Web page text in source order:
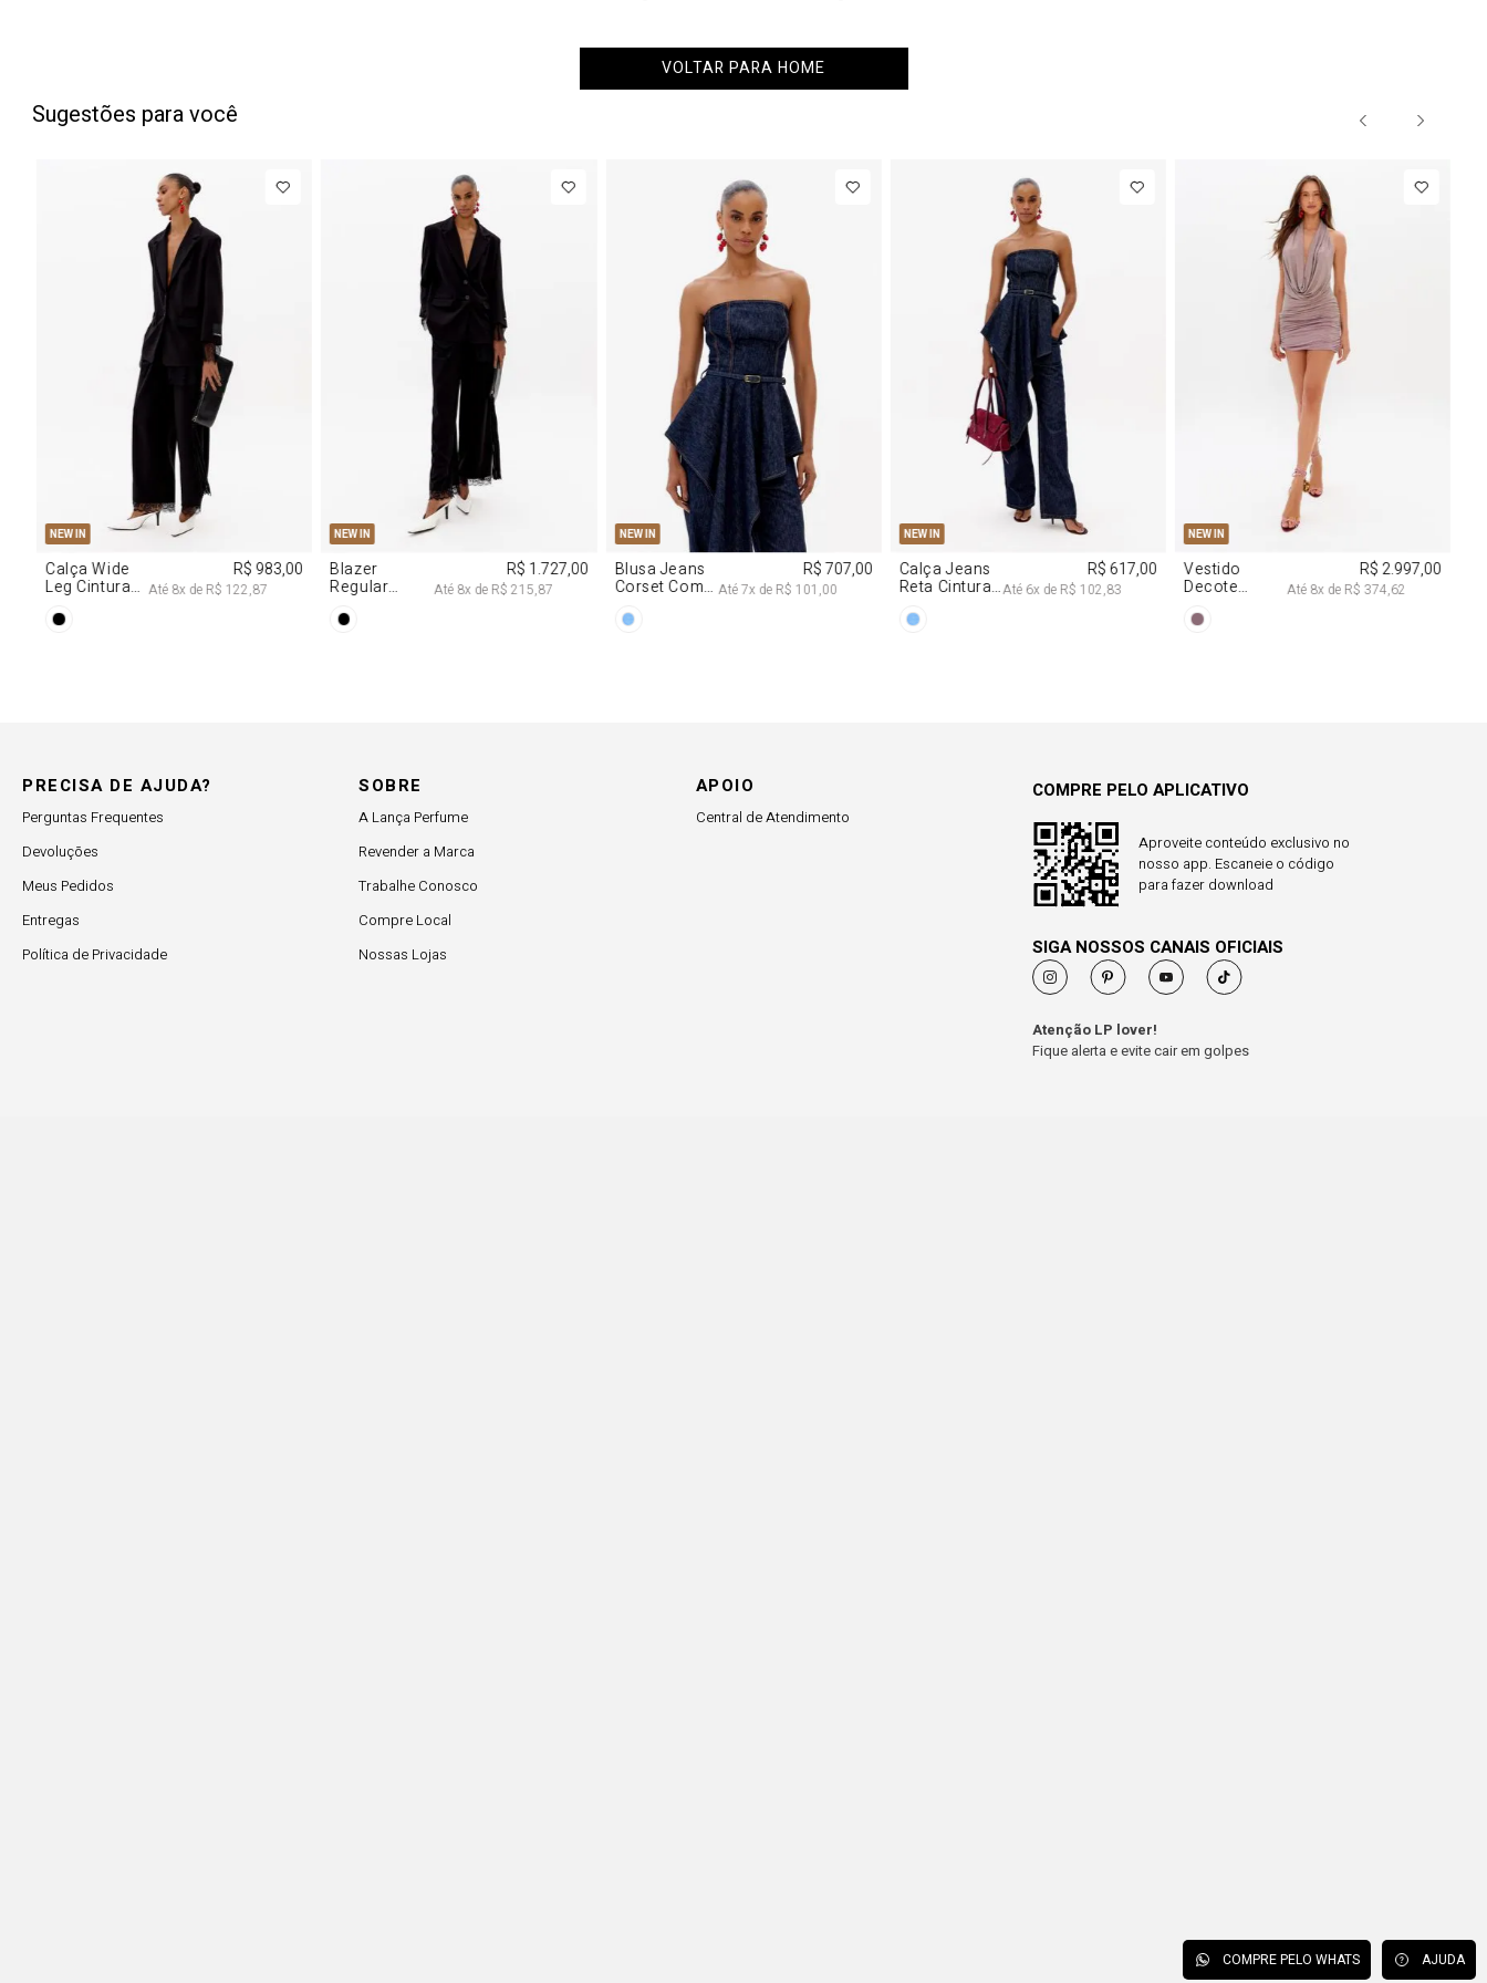
COMPRE PELO WHATS AJUDA
VOLTAR PARA HOME
Sugestões para você
NEW IN
Blazer
Regular
Acetinado
R$ 1.777,00
Até 8x deR$ 222,12
R$ 863,00
Até8x de
R$ 863,00
Até8x de
R$ 1.297,00
Até8x de
R$ 863,00
Até8x de
PRECISA DE AJUDA?
Perguntas Frequentes
Devoluções
Meus Pedidos
Entregas
Política de Privacidade
SOBRE
A Lança Perfume
Revender a Marca
Trabalhe Conosco
Compre Local
Nossas Lojas
APOIO
Central de Atendimento
COMPRE PELO APLICATIVO
Aproveite conteúdo exclusivo no
nosso app. Escaneie o código
para fazer download
SIGA NOSSOS CANAIS OFICIAIS
Atenção LP lover!
Fique alerta e evite cair em golpes